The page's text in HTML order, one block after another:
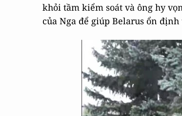
khỏi tầm kiểm soát và ông hy
của Nga để giúp Belarus ổn